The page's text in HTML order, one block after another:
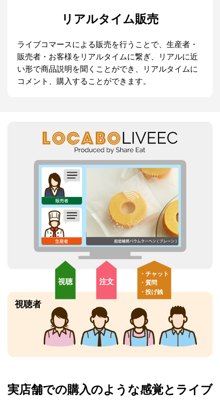
リアルタイム販売
ライブコマースによる販売を行うことで、生産者・
販売者・お客様をリアルタイムに繋ぎ、リアルに近
い形で商品説明を聞くことができ、リアルタイムに
コメント、購入することができます。
実店舗での購入のような感覚と ライブ